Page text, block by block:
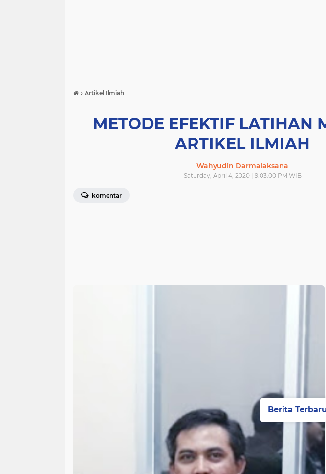
› Artikel Ilmiah
METODE EFEKTIF LATIHAN
ARTIKEL ILMIAH
Wahyudin Darmalaksana
Saturday, April 4, 2020 | 9:03:00 PM WIB
komentar
Berita Terbaru